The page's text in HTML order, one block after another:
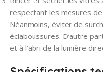
respectant les mesures
Néanmoins, éviter de
éclaboussures. D’autre
et à l’abri de la lumière